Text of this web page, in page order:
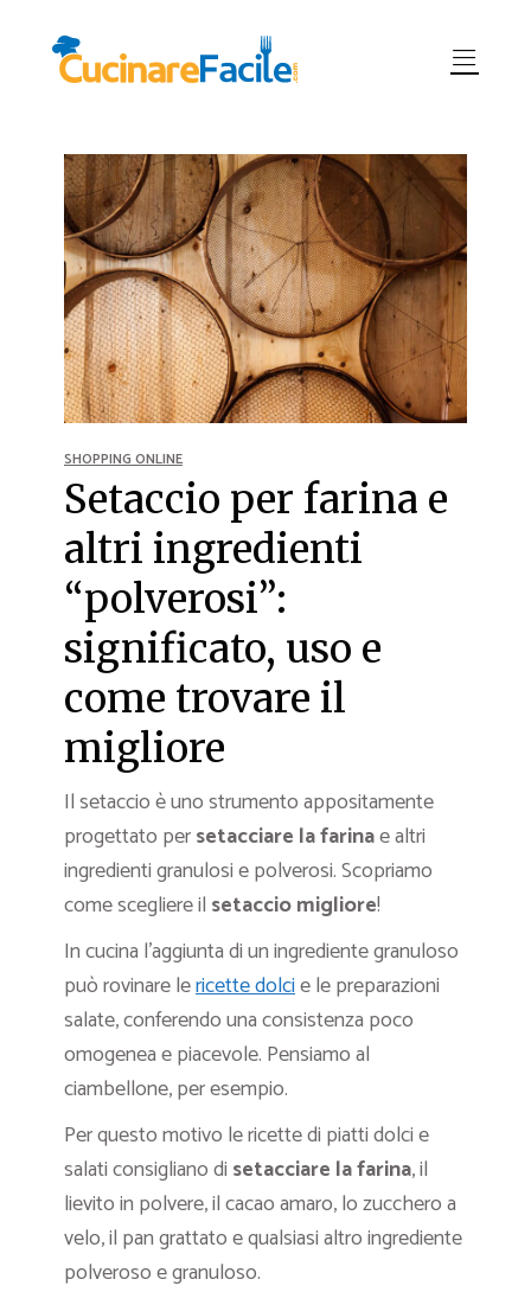
SHOPPING ONLINE
Setaccio per farina e
altri ingredienti
“polverosi”:
significato, uso e
come trovare il
migliore
Il setaccio è uno strumento appositamente
progettato persetacciare la farinae altri
ingredienti granulosi e polverosi. Scopriamo
come scegliere il setaccio migliore!
In cucina l’aggiunta di un ingrediente granuloso
può rovinare lericette dolcie le preparazioni
salate, conferendo una consistenza poco
omogenea e piacevole. Pensiamo al
ciambellone, per esempio.
Per questo motivo le ricette di piatti dolci e
salati consigliano di setacciare la farina, il
lievito in polvere, il cacao amaro, lo zucchero a
velo, il pan grattato e qualsiasi altro ingrediente
polveroso e granuloso.